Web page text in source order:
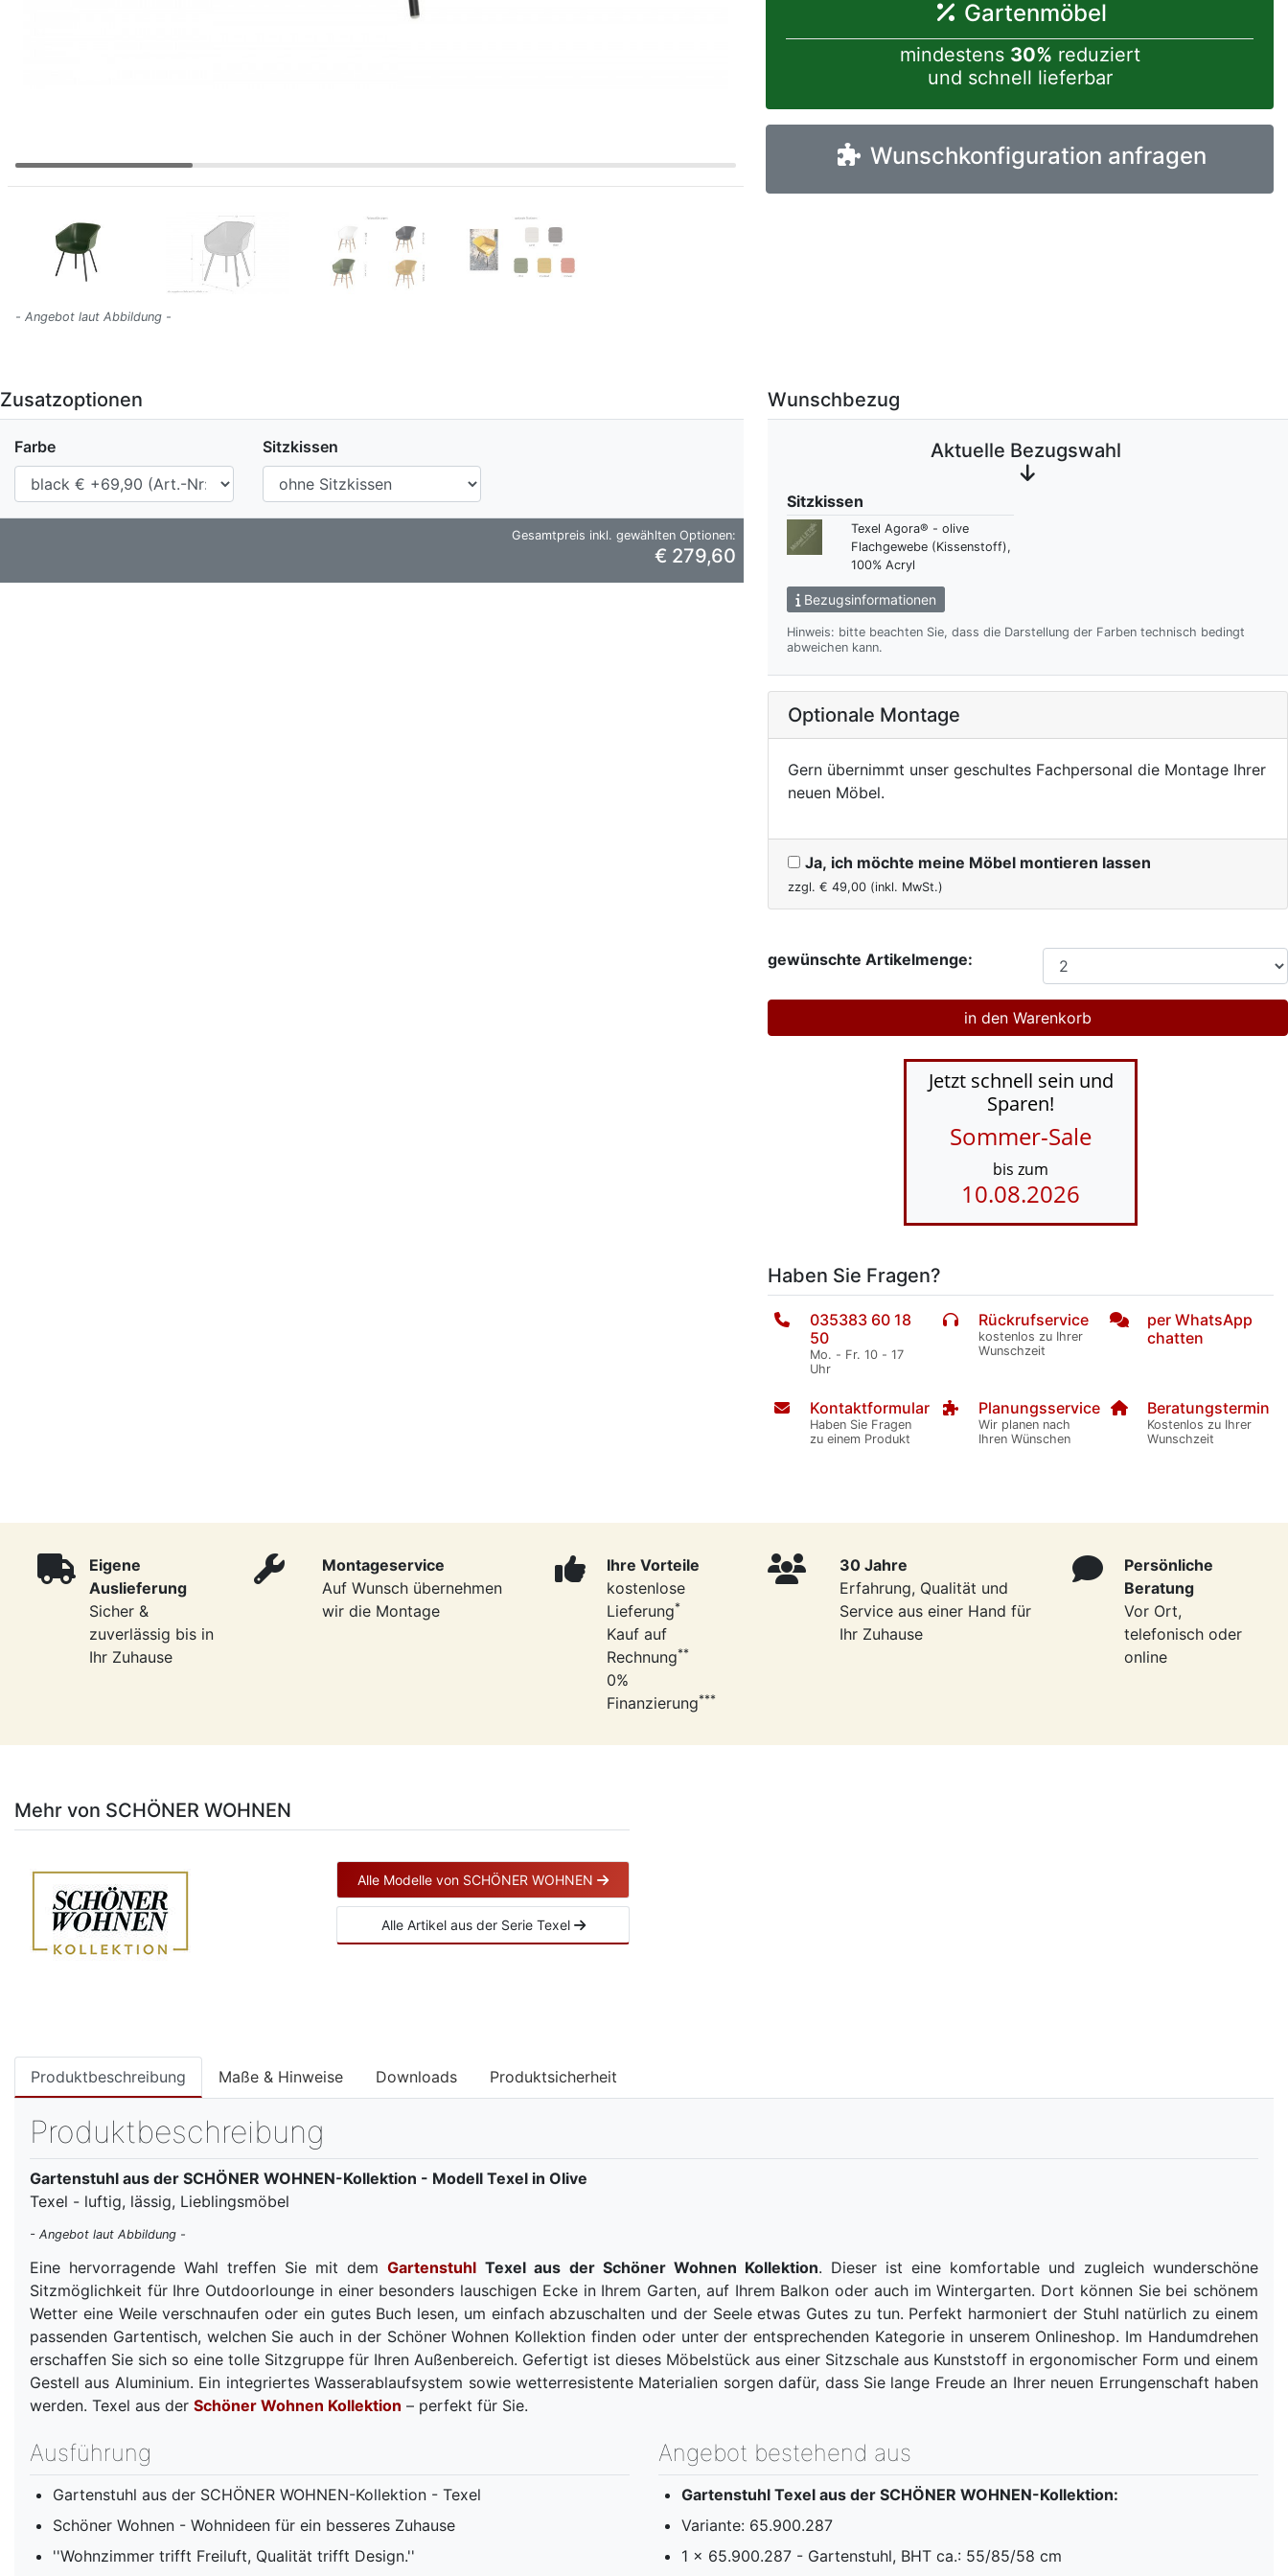
- Angebot laut Abbildung -
Gartenmöbel
mindestens 30% reduziert
und schnell lieferbar
Wunschkonfiguration anfragen
Zusatzoptionen
Farbe Sitzkissen
Gesamtpreis inkl. gewählten Optionen:
€ 279,60
Wunschbezug
Aktuelle Bezugswahl
Sitzkissen
Texel Agora® - olive
Flachgewebe (Kissenstoff),
100% Acryl
Bezugsinformationen
Hinweis: bitte beachten Sie, dass die Darstellung der Farben technisch bedingt
abweichen kann.
Optionale Montage
Gern übernimmt unser geschultes Fachpersonal die Montage Ihrer
neuen Möbel.
Ja, ich möchte meine Möbel montieren lassen
zzgl. € 49,00 (inkl. MwSt.)
gewünschte Artikelmenge:
Jetzt schnell sein und
Sparen!
Sommer-Sale
bis zum
10.08.2026
Haben Sie Fragen?
035383 60 18
50
Mo. - Fr. 10 - 17
Uhr
Rückrufservice
kostenlos zu Ihrer
Wunschzeit
per WhatsApp
chatten
Kontaktformular
Haben Sie Fragen
zu einem Produkt
Planungsservice
Wir planen nach
Ihren Wünschen
Beratungstermin
Kostenlos zu Ihrer
Wunschzeit
Eigene
Auslieferung
Sicher &
zuverlässig bis in
Ihr Zuhause
Montageservice
Auf Wunsch übernehmen
wir die Montage
Ihre Vorteile
kostenlose
Lieferung*
Kauf auf
Rechnung**
0%
Finanzierung***
30 Jahre
Erfahrung, Qualität und
Service aus einer Hand für
Ihr Zuhause
Persönliche
Beratung
Vor Ort,
telefonisch oder
online
Mehr von SCHÖNER WOHNEN
Alle Modelle von SCHÖNER WOHNEN
Alle Artikel aus der Serie Texel
Produktbeschreibung Maße & Hinweise Downloads Produktsicherheit
Produktbeschreibung
Gartenstuhl aus der SCHÖNER WOHNEN-Kollektion - Modell Texel in Olive
Texel - luftig, lässig, Lieblingsmöbel
- Angebot laut Abbildung -
Eine hervorragende Wahl treffen Sie mit demGartenstuhl Texel aus der Schöner Wohnen Kollektion. Dieser ist eine komfortable und zugleich wunderschöne
Sitzmöglichkeit für Ihre Outdoorlounge in einer besonders lauschigen Ecke in Ihrem Garten, auf Ihrem Balkon oder auch im Wintergarten. Dort können Sie bei schönem
Wetter eine Weile verschnaufen oder ein gutes Buch lesen, um einfach abzuschalten und der Seele etwas Gutes zu tun. Perfekt harmoniert der Stuhl natürlich zu einem
passenden Gartentisch, welchen Sie auch in der Schöner Wohnen Kollektion finden oder unter der entsprechenden Kategorie in unserem Onlineshop. Im Handumdrehen
erschaffen Sie sich so eine tolle Sitzgruppe für Ihren Außenbereich. Gefertigt ist dieses Möbelstück aus einer Sitzschale aus Kunststoff in ergonomischer Form und einem
Gestell aus Aluminium. Ein integriertes Wasserablaufsystem sowie wetterresistente Materialien sorgen dafür, dass Sie lange Freude an Ihrer neuen Errungenschaft haben
werden. Texel aus der Schöner Wohnen Kollektion – perfekt für Sie.
Ausführung
Gartenstuhl aus der SCHÖNER WOHNEN-Kollektion - Texel
Schöner Wohnen - Wohnideen für ein besseres Zuhause
''Wohnzimmer trifft Freiluft, Qualität trifft Design.''
Angebot bestehend aus
Gartenstuhl Texel aus der SCHÖNER WOHNEN-Kollektion:
Variante: 65.900.287
1 x 65.900.287 - Gartenstuhl, BHT ca.: 55/85/58 cm